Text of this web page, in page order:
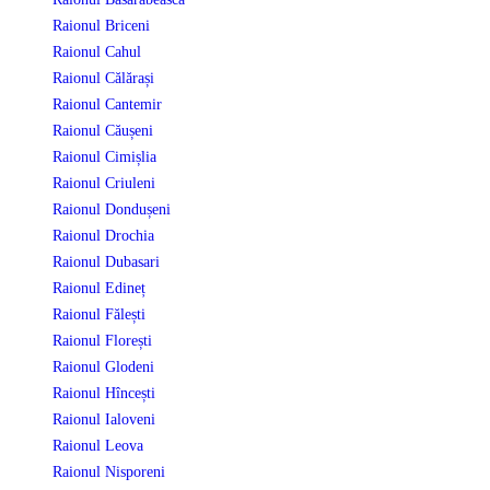
Raionul Briceni
Raionul Cahul
Raionul Călărași
Raionul Cantemir
Raionul Căușeni
Raionul Cimișlia
Raionul Criuleni
Raionul Dondușeni
Raionul Drochia
Raionul Dubasari
Raionul Edineț
Raionul Fălești
Raionul Florești
Raionul Glodeni
Raionul Hîncești
Raionul Ialoveni
Raionul Leova
Raionul Nisporeni